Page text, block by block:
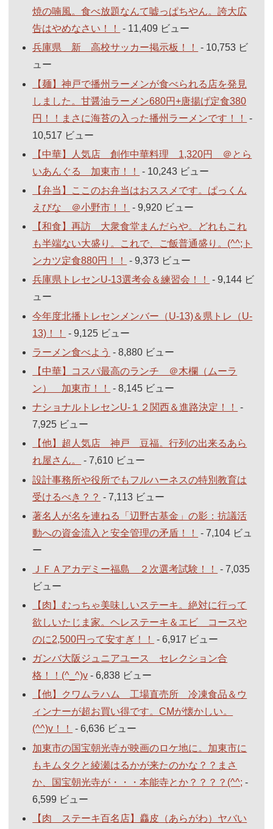
焼の喃風。食べ放題なんて嘘っぱちやん。誇大広
告はやめなさい！！
- 11,409 ビュー
兵庫県 新 高校サッカー掲示板！！
- 10,753 ビ
ュー
【麺】神戸で播州ラーメンが食べられる店を発見
しました。甘醤油ラーメン680円+唐揚げ定食380
円！！まさに海苔の入った播州ラーメンです！！
-
10,517 ビュー
【中華】人気店 創作中華料理 1,320円 ＠とら
いあんぐる 加東市！！
- 10,243 ビュー
【弁当】ここのお弁当はおススメです。ぱっくん
えびな ＠小野市！！
- 9,920 ビュー
【和食】再訪 大衆食堂まんだらや。どれもこれ
も半端ない大盛り。これで、ご飯普通盛り。(^^;ト
ンカツ定食880円！！
- 9,373 ビュー
兵庫県トレセンU-13選考会＆練習会！！
- 9,144 ビ
ュー
今年度北播トレセンメンバー（U-13)＆県トレ（U-
13)！！
- 9,125 ビュー
ラーメン食べよう - 8,880 ビュー
【中華】コスパ最高のランチ ＠木欄（ムーラ
ン） 加東市！！
- 8,145 ビュー
ナショナルトレセンU-１２関西＆進路決定！！
-
7,925 ビュー
【他】超人気店 神戸 豆福。行列の出来るあら
れ屋さん。
- 7,610 ビュー
設計事務所や役所でもフルハーネスの特別教育は
受けるべき？？ - 7,113 ビュー
著名人が名を連ねる「辺野古基金」の影：抗議活
動への資金流入と安全管理の矛盾！！
- 7,104 ビュ
ー
ＪＦＡアカデミー福島 ２次選考試験！！
- 7,035
ビュー
【肉】むっちゃ美味しいステーキ。絶対に行って
欲しいたじま家。ヘレステーキ＆エビ コースや
のに2,500円って安すぎ！！
- 6,917 ビュー
ガンバ大阪ジュニアユース セレクション合
格！！(^_^)v - 6,838 ビュー
【他】クワムラハム 工場直売所 冷凍食品＆ウ
ィンナーが超お買い得です。CMが懐かしい。
(^^)v！！
- 6,636 ビュー
加東市の国宝朝光寺が映画のロケ地に。加東市に
もキムタクと綾瀬はるかが来たのかな？？まさ
か、国宝朝光寺が・・・本能寺とか？？？？(^^; -
6,599 ビュー
【肉 ステーキ百名店】麤皮（あらがわ）ヤバい